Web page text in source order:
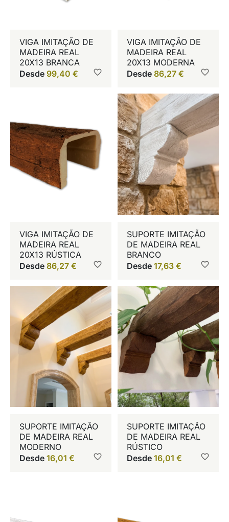
VIGA IMITAÇÃO DE
MADEIRA REAL
20X13 BRANCA
Desde 99,40 €
VIGA IMITAÇÃO DE
MADEIRA REAL
20X13 MODERNA
Desde 86,27 €
VIGA IMITAÇÃO DE
MADEIRA REAL
20X13 RÚSTICA
Desde 86,27 €
SUPORTE IMITAÇÃO
DE MADEIRA REAL
BRANCO
Desde 17,63 €
SUPORTE IMITAÇÃO
DE MADEIRA REAL
MODERNO
Desde 16,01 €
SUPORTE IMITAÇÃO
DE MADEIRA REAL
RÚSTICO
Desde 16,01 €